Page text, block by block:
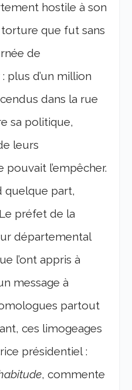
hostile à son
torture que fut sans
de
plus d’un million
dans la rue
sa politique,
leurs
pouvait l’empêcher.
quelque part,
préfet de la
départemental
l’ont appris à
message à
partout
ces limogeages
présidentiel :
, commente